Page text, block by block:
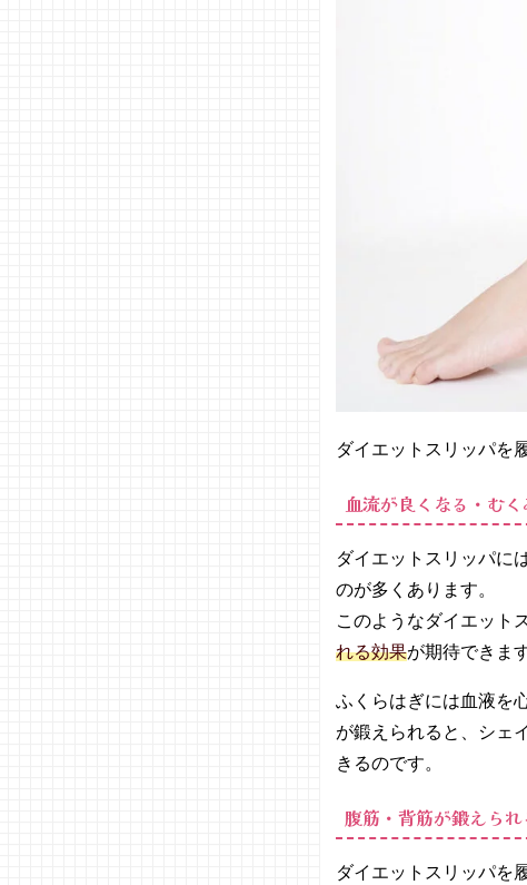
ットスリッ
パは本当に
効果ある？
口コミを紹
ミ
ろいろ
と効い
気がし
ます」
− 口コ
ミ
裏の刺
激で健
康にな
05. ネット
るおすすめ
ダイエットスリッパを
血流が良くなる・む
ダイエットスリッパに
のが多くあります。
このようなダイエット
れる効果が期待できます
ふくらはぎには血液を
が鍛えられると、シェ
きるのです。
腹筋・背筋が鍛えられ
ダイエットスリッパを